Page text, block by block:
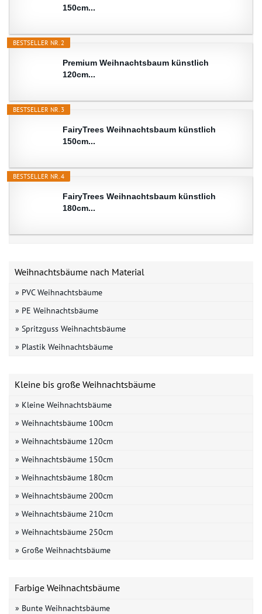
150cm...
BESTSELLER NR. 2
Premium Weihnachtsbaum künstlich
120cm...
BESTSELLER NR. 3
FairyTrees Weihnachtsbaum künstlich
150cm...
BESTSELLER NR. 4
FairyTrees Weihnachtsbaum künstlich
180cm...
Weihnachtsbäume nach Material
» PVC Weihnachtsbäume
» PE Weihnachtsbäume
» Spritzguss Weihnachtsbäume
» Plastik Weihnachtsbäume
Kleine bis große Weihnachtsbäume
» Kleine Weihnachtsbäume
» Weihnachtsbäume 100cm
» Weihnachtsbäume 120cm
» Weihnachtsbäume 150cm
» Weihnachtsbäume 180cm
» Weihnachtsbäume 200cm
» Weihnachtsbäume 210cm
» Weihnachtsbäume 250cm
» Große Weihnachtsbäume
Farbige Weihnachtsbäume
» Bunte Weihnachtsbäume